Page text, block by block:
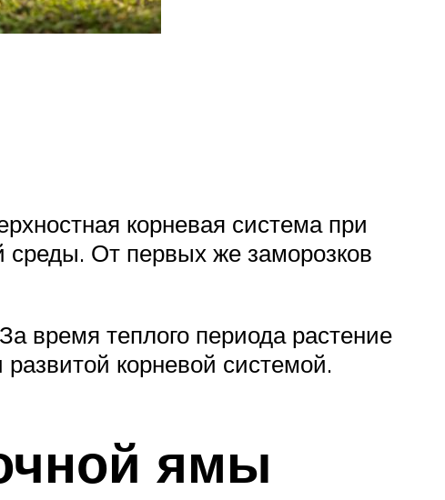
корневая система при
среды. От первых же заморозков
время теплого периода растение
корневой системой.
ямы